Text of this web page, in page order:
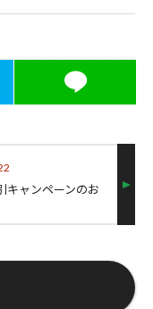
LINEでシェア
キャンペーンのお